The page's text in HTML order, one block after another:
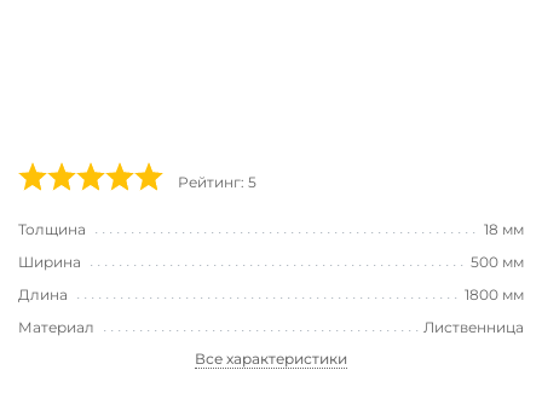
Рейтинг: 5
Толщина
18 мм
Ширина
500 мм
Длина
1800 мм
Материал
Лиственница
Все характеристики